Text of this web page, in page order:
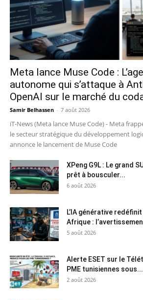
Meta lance Muse Code :
autonome qui s’attaque à
OpenAI sur le marché du
Samir Belhassen - 7 août 2026
iT-News (Meta lance Muse Code) - Meta
le secteur stratégique du développement
annonce le lancement de Muse Code
XPeng G9L : Le grand
prêt à bousculer...
6 août 2026
L’IA générative
Afrique :
5 août 2026
Alerte ESET sur le
PME tunisiennes sous...
2 août 2026